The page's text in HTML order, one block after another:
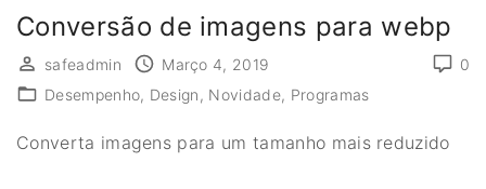
Conversão de imagens para webp
0
safeadmin
Março 4, 2019
Desempenho Design Novidade Programas
Converta imagens para um tamanho mais reduzido